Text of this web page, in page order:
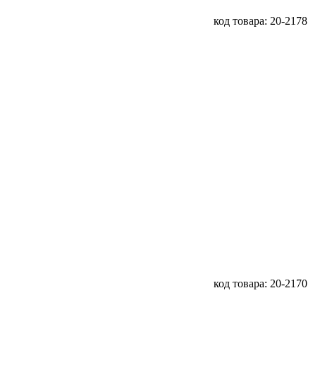
код товара: 20-2178
код товара: 20-2170